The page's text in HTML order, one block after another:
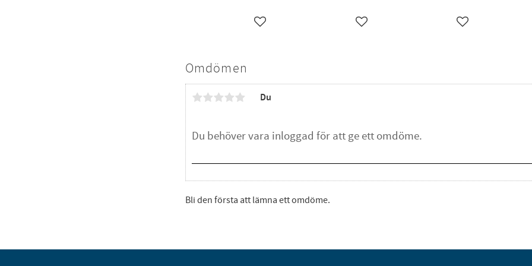
Omdömen
Du
Bli den första att lämna ett omdöme.
Lägg till i favoriter Lägg till i favoriter Lägg till i